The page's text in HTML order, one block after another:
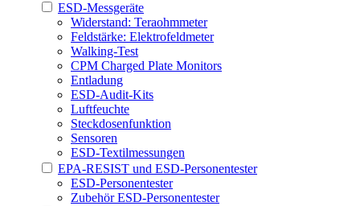
ESD-Messgeräte
Widerstand: Teraohmmeter
Feldstärke: Elektrofeldmeter
Walking-Test
CPM Charged Plate Monitors
Entladung
ESD-Audit-Kits
Luftfeuchte
Steckdosenfunktion
Sensoren
ESD-Textilmessungen
EPA-RESIST und ESD-Personentester
ESD-Personentester
Zubehör ESD-Personentester